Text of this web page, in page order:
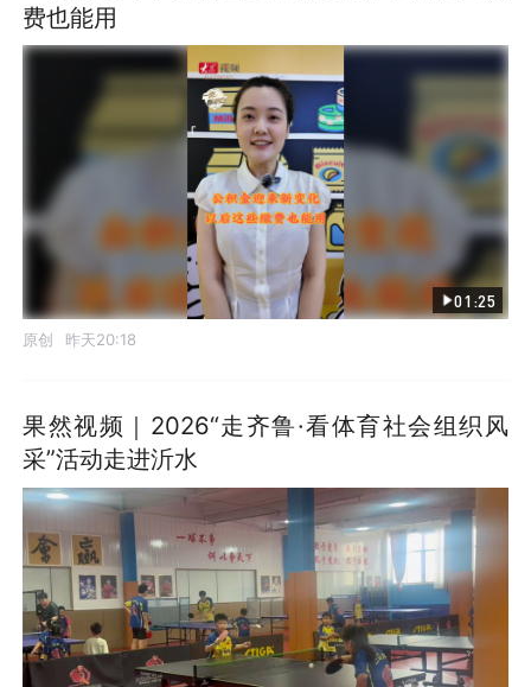
费也能用
01:25
原创 昨天20:18
果然视频｜2026“走齐鲁·看体育社会组织风
采”活动走进沂水